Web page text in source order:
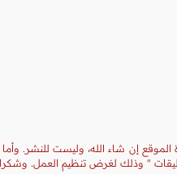
إن شاء الله، وليست للنشر. وأما
" وذلك لغرض تنظيم العمل. وشكرا